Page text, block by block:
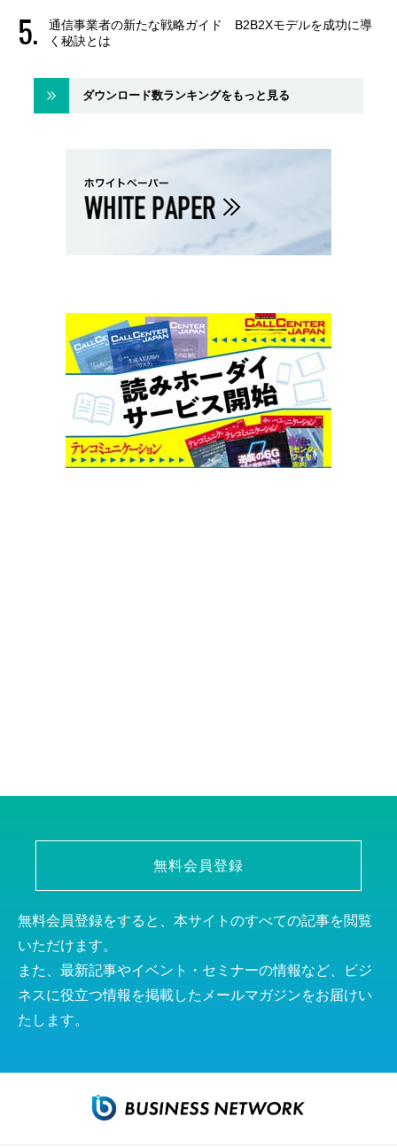
通信事業者の新たな戦略ガイド B2B2Xモデルを成功に導
く秘訣とは
ダウンロード数ランキングをもっと見る
無料会員登録
無料会員登録をすると、本サイトのすべての記事を閲覧
いただけます。
また、最新記事やイベント・セミナーの情報など、ビジ
ネスに役立つ情報を掲載したメールマガジンをお届けい
たします。